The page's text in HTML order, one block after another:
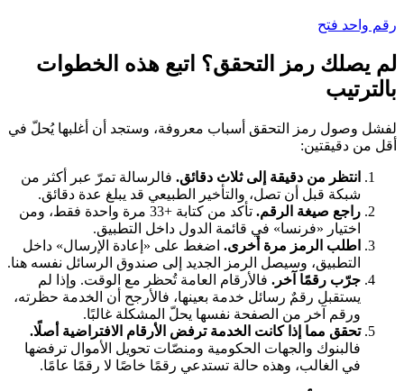
رقم واحد فتح
لم يصلك رمز التحقق؟ اتبع هذه الخطوات
بالترتيب
لفشل وصول رمز التحقق أسباب معروفة، وستجد أن أغلبها يُحلّ في
أقل من دقيقتين:
انتظر من دقيقة إلى ثلاث دقائق. فالرسالة تمرّ عبر أكثر من
شبكة قبل أن تصل، والتأخير الطبيعي قد يبلغ عدة دقائق.
راجع صيغة الرقم.
تأكد من كتابة +33 مرة واحدة فقط، ومن
اختيار «فرنسا» في قائمة الدول داخل التطبيق.
اطلب الرمز مرة أخرى. اضغط على «إعادة الإرسال» داخل
التطبيق، وسيصل الرمز الجديد إلى صندوق الرسائل نفسه هنا.
جرّب رقمًا آخر. فالأرقام العامة تُحظر مع الوقت. وإذا لم
يستقبل رقمٌ رسائل خدمة بعينها، فالأرجح أن الخدمة حظرته،
ورقم آخر من الصفحة نفسها يحلّ المشكلة غالبًا.
تحقق مما إذا كانت الخدمة ترفض الأرقام الافتراضية أصلًا.
فالبنوك والجهات الحكومية ومنصّات تحويل الأموال ترفضها
في الغالب، وهذه حالة تستدعي رقمًا خاصًا لا رقمًا عامًا.